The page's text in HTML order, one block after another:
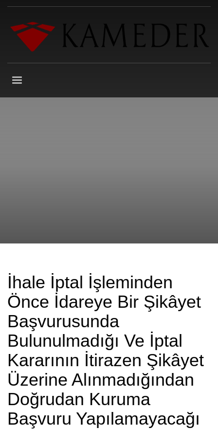
İhale İptal İşleminden
Önce İdareye Bir Şikâyet
Başvurusunda
Bulunulmadığı Ve İptal
Kararının İtirazen Şikâyet
Üzerine Alınmadığından
Doğrudan Kuruma
Başvuru Yapılamayacağı